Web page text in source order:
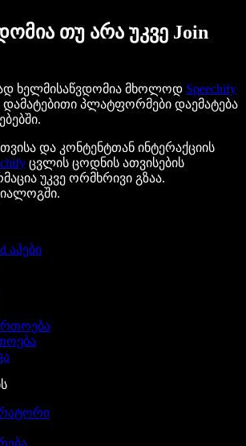
თუ არა უკვე Join
ხელმისაწვდომია მხოლოდ Speechify
პლატფორმები დაემატება
და კონტენტთან ინტერაქციის
ცვლის ცოდნის ათვისების
უკვე ორმხრივი გზაა.
აპები